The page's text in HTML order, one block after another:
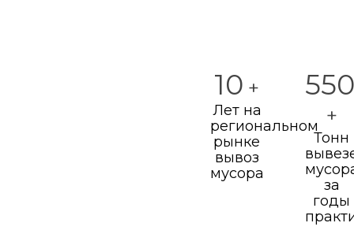
10 +
Лет на
региональном
рынке
вывоз
мусора
+
Тонн
за
годы